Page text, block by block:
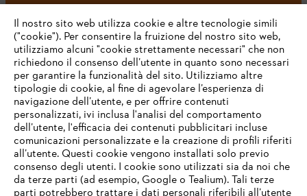
#STIHL
L’azienda
STIHL FAQ
Il nostro sito web utilizza cookie e altre tecnologie simili
("cookie"). Per consentire la fruizione del nostro sito web,
utilizziamo alcuni "cookie strettamente necessari" che non
richiedono il consenso dell’utente in quanto sono necessari
per garantire la funzionalità del sito. Utilizziamo altre
tipologie di cookie, al fine di agevolare l’esperienza di
navigazione dell’utente, e per offrire contenuti
personalizzati, ivi inclusa l'analisi del comportamento
dell’utente, l'efficacia dei contenuti pubblicitari incluse
comunicazioni personalizzate e la creazione di profili riferiti
all’utente. Questi cookie vengono installati solo previo
consenso degli utenti. I cookie sono utilizzati sia da noi che
da terze parti (ad esempio, Google o Tealium). Tali terze